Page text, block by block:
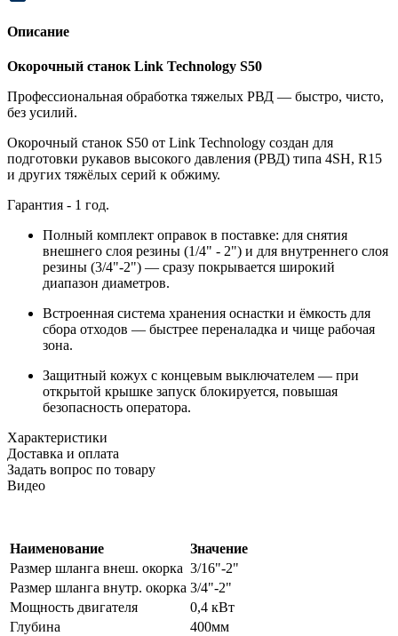
Описание
Окорочный станок Link Technology S50
Профессиональная обработка тяжелых РВД — быстро, чисто,
без усилий.
Окорочный станок S50 от Link Technology создан для
подготовки рукавов высокого давления (РВД) типа 4SH, R15
и других тяжёлых серий к обжиму.
Гарантия - 1 год.
Полный комплект оправок в поставке: для снятия
внешнего слоя резины (1/4" - 2") и для внутреннего слоя
резины (3/4"-2") — сразу покрывается широкий
диапазон диаметров.
Встроенная система хранения оснастки и ёмкость для
сбора отходов — быстрее переналадка и чище рабочая
зона.
Защитный кожух с концевым выключателем — при
открытой крышке запуск блокируется, повышая
безопасность оператора.
Характеристики
Доставка и оплата
Задать вопрос по товару
Видео
Наименование
Значение
Размер шланга внеш. окорка 3/16"-2"
Размер шланга внутр. окорка 3/4"-2"
Мощность двигателя
0,4 кВт
Глубина
400мм